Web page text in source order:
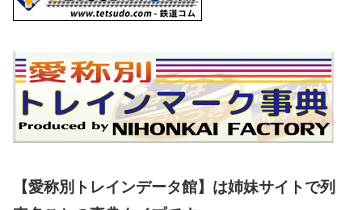
【愛称別トレインデータ館】は姉妹サイトで列